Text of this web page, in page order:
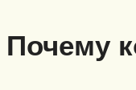
Почему